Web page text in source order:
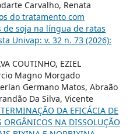
Carvalho, Renata
do tratamento com
de soja na língua de ratas
Univap: v. 32 n. 73 (2026):
COUTINHO, EZIEL
Magno Morgado
Germano Matos, Abraão
Da Silva, Vicente
DA EFICÁCIA DE
ORGÂNICOS NA DISSOLUÇÃO